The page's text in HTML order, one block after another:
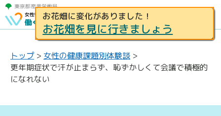
お花畑に変化がありました！
お花畑を見に行きましょう
トップ > 女性の健康課題別体験談 >
更年期症状で汗が止まらず、恥ずかしくて会議で積極的
になれない